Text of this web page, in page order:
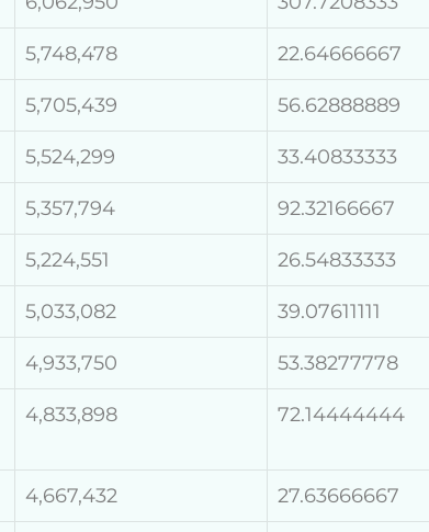
5,748,478 22.64666667
5,705,439 56.62888889
5,524,299 33.40833333
5,357,794 92.32166667
5,224,551 26.54833333
5,033,082 39.07611111
4,933,750 53.38277778
4,833,898 72.14444444
4,667,432 27.63666667